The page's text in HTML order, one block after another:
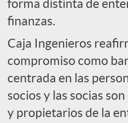
forma distinta de
finanzas.
Caja Ingenieros
compromiso como
centrada en las
socios y las socias
y propietarios de la